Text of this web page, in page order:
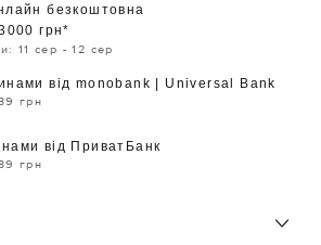
безкоштовна
грн*
11 сер - 12 сер
від monobank | Universal Bank
грн
від ПриватБанк
грн